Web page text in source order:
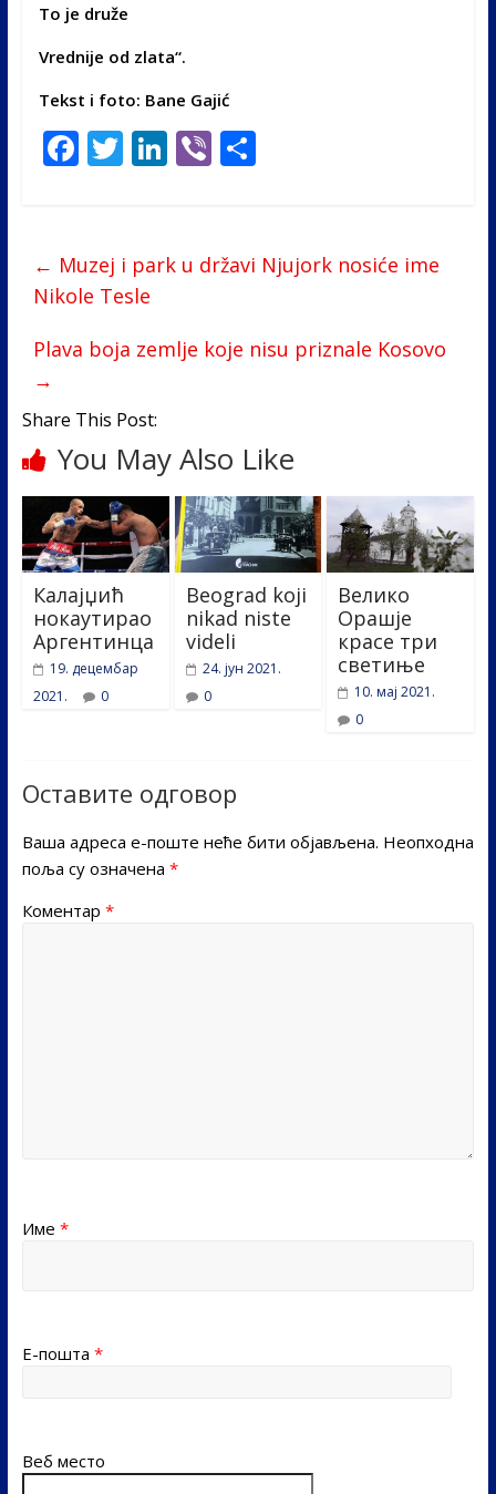
To je druže
Vrednije od zlata“.
Tekst i foto: Bane Gajić
F
ac
b
o
k
T
w
er
Li
n
e
dI
Vi
b
S
e
← Muzej i park u državi Njujork nosiće ime
Nikole Tesle
Plava boja zemlje koje nisu priznale Kosovo
→
Share This Post:
You May Also Like
Калајџић
нокаутирао
Аргентинца
19. децембар
2021.
0
Beograd koji
nikad niste
videli
24. јун 2021.
0
Велико
Орашје
красе три
светиње
10. мај 2021.
0
Оставите одговор
Ваша адреса е-поште неће бити објављена. Неопходна
поља су означена *
Коментар *
Име *
Е-пошта *
Веб место